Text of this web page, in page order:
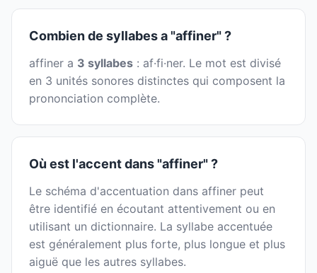
Combien de syllabes a "affiner" ?
affiner a 3 syllabes : af·fi·ner. Le mot est divisé
en 3 unités sonores distinctes qui composent la
prononciation complète.
Où est l'accent dans "affiner" ?
Le schéma d'accentuation dans affiner peut
être identifié en écoutant attentivement ou en
utilisant un dictionnaire. La syllabe accentuée
est généralement plus forte, plus longue et plus
aiguë que les autres syllabes.